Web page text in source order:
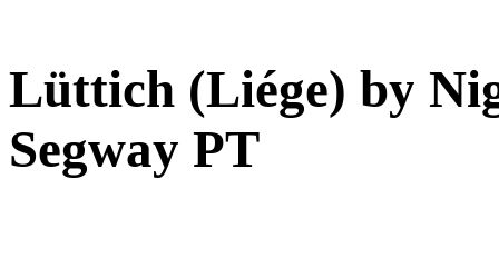
Lüttich (Liége) by
Segway PT